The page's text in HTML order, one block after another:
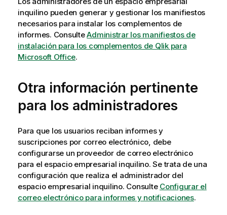
inquilino pueden generar y gestionar los manifiestos
necesarios para instalar los complementos de
informes. ConsulteAdministrar los manifiestos de
instalación para los complementos de Qlik para
Microsoft Office.
Otra información pertinente
para los administradores
Para que los usuarios reciban informes y
suscripciones por correo electrónico, debe
configurarse un proveedor de correo electrónico
para el espacio empresarial inquilino. Se trata de una
configuración que realiza el administrador del
espacio empresarial inquilino. Consulte Configurar el
correo electrónico para informes y notificaciones.